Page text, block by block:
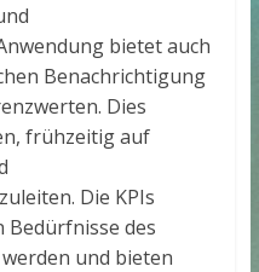
bietet auch
Benachrichtigung
Dies
frühzeitig auf
Die KPIs
Bedürfnisse des
und bieten